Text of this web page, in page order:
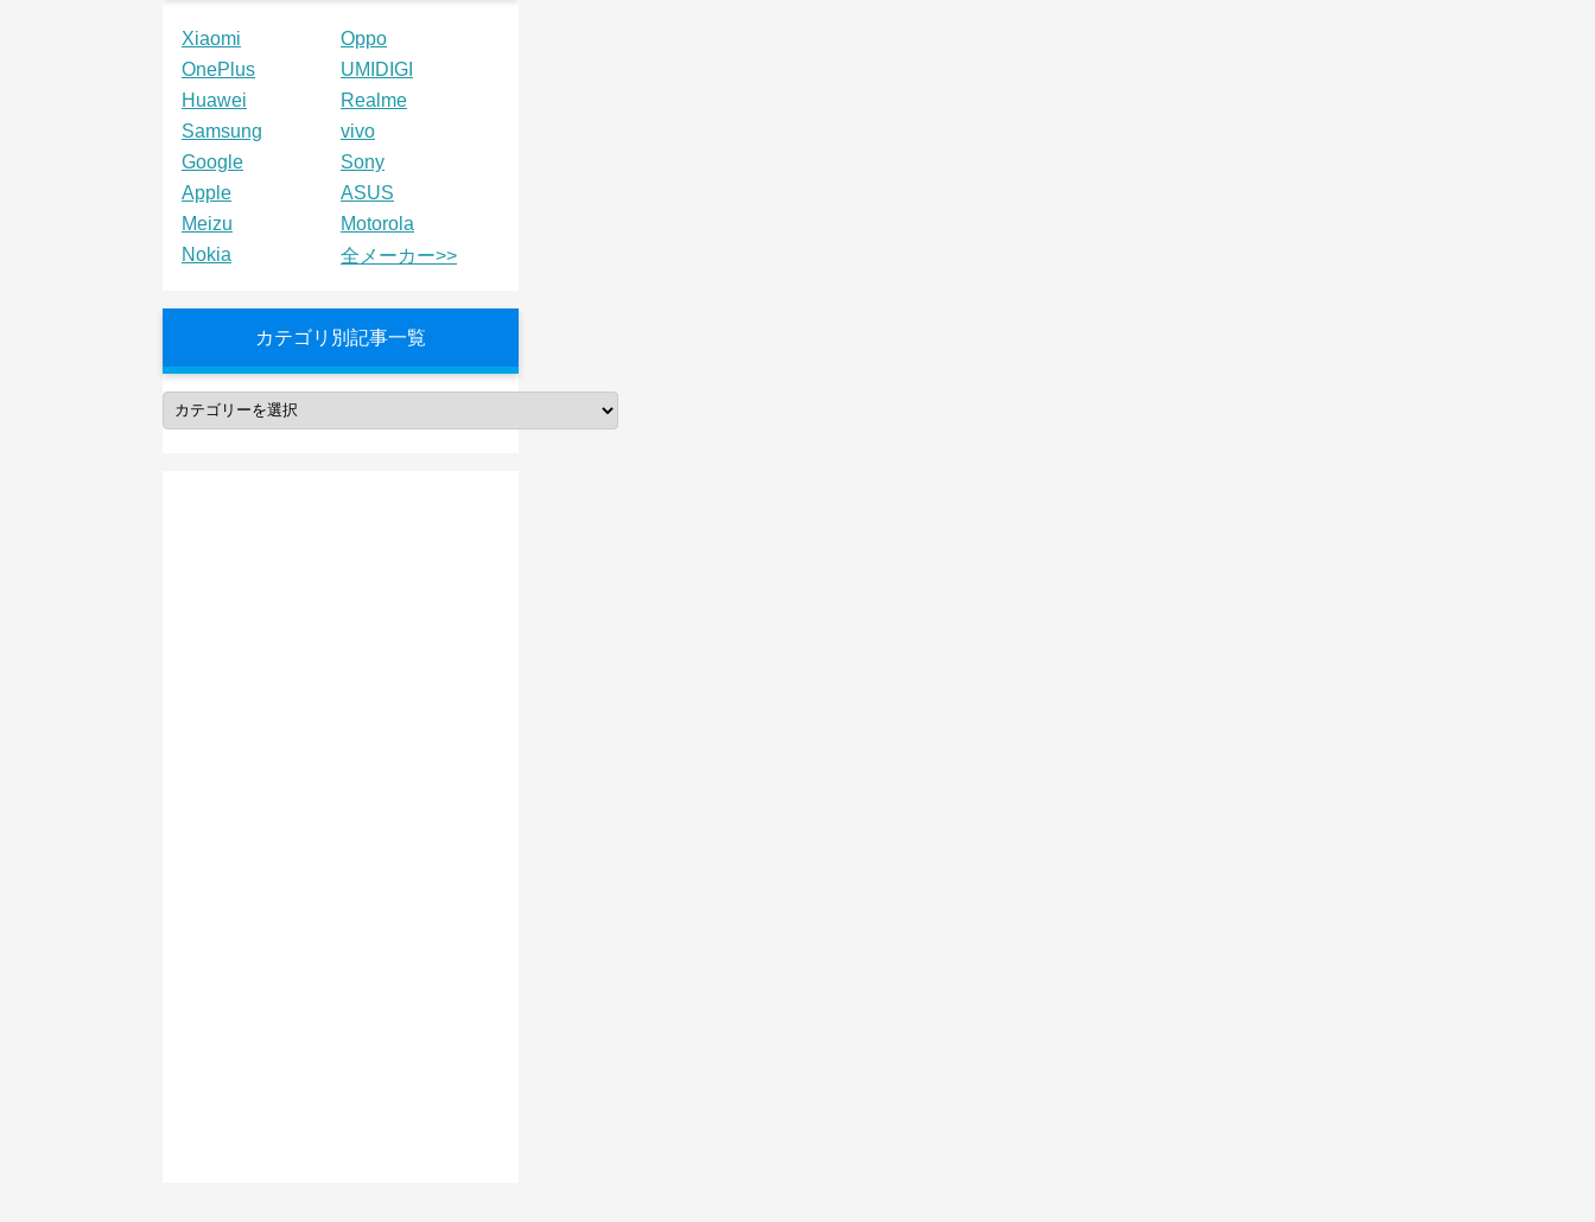
Xiaomi
Oppo
OnePlus
UMIDIGI
Huawei
Realme
Samsung
vivo
Google
Sony
Apple
ASUS
Meizu
Motorola
Nokia
全メーカー>>
カテゴリ別記事一覧